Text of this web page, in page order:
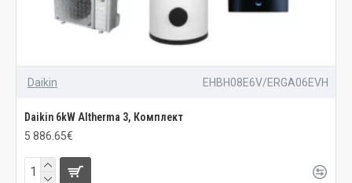
Daikin EHBH08E6V/ERGA06EVH
Daikin 6kW Altherma 3, Комплект
5 886.65€